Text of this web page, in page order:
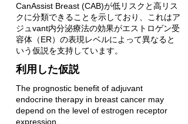
CanAssist Breast (CAB)が低リスクと高リス
クに分類できることを示しており、これはア
ジュvant内分泌療法の効果がエストロゲン受
容体（ER）の表現レベルによって異なると
いう仮説を支持しています。
利用した仮説
The prognostic benefit of adjuvant
endocrine therapy in breast cancer may
depend on the level of estrogen receptor
expression.